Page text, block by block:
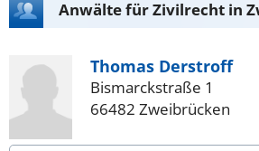
Anwälte für Zivilrecht in
Thomas Derstroff
Bismarckstraße 1
66482 Zweibrücken